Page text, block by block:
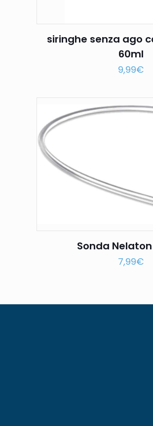
siringhe senza ago
60ml
9,99€
Sonda Nelaton
7,99€